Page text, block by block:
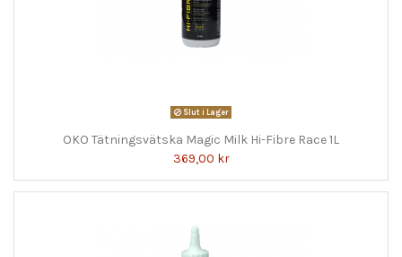
Slut i Lager
OKO Tätningsvätska Magic Milk Hi-Fibre Race 1L
369,00 kr